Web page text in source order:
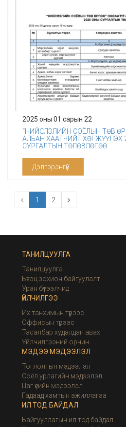
2025 оны 01 сарын 22
“НИЙСЛЭЛИЙН СОЁЛЫН ТӨВ
АЛБАН ХААГЧИЙГ ХӨГЖҮҮЛЭХ
СУРГАЛТЫН ТӨЛӨВЛӨГӨӨ
Дэлгэрэнгүй...
1 2
ТАНИЛЦУУЛГА
Танилцуулга
Бүтэц зохион байгуулалт
Уран бүтээлчид
ҮЙЛЧИЛГЭЭ
Их танхимын түрээс
Оффисын түрээс
Тасалбар худалдан авах
Үйлчилгээний орчин
МЭДЭЭ МЭДЭЭЛЭЛ
Тоглолтын мэдээлэл
Соёл урлагийн мэдээлэл
Цаг үеийн мэдээлэл
Гадаад хамтын ажиллагаа
ИЛ ТОД БАЙДАЛ
Байгууллагын ил тод байдал